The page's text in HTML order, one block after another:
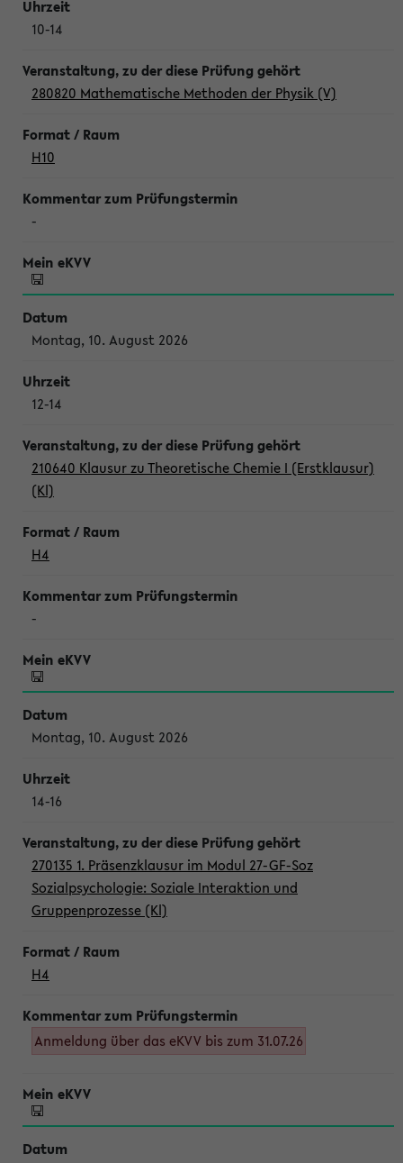
10-14
280820 Mathematische Methoden der Physik (V)
H10
-
Montag, 10. August 2026
12-14
210640 Klausur zu Theoretische Chemie I (Erstklausur)
(Kl)
H4
-
Montag, 10. August 2026
14-16
270135 1. Präsenzklausur im Modul 27-GF-Soz
Sozialpsychologie: Soziale Interaktion und
Gruppenprozesse (Kl)
H4
Anmeldung über das eKVV bis zum 31.07.26